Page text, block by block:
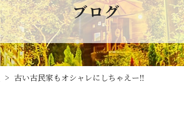
ブログ
古い古民家もオシャレにしちゃえー‼️